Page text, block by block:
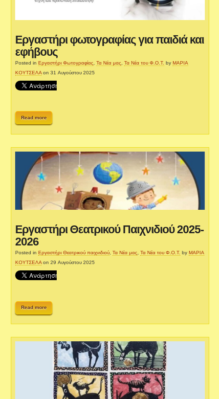
Εργαστήρι φωτογραφίας για παιδιά και
εφήβους
Posted inΕργαστήρι Φωτογραφίας ,Τα Νέα μας ,Τα Νέα του Φ.Ο.Τ. byΜΑΡΙΑ
ΚΟΥΤΣΕΛΑ on 31 Αυγούστου 2025
Read more
Εργαστήρι Θεατρικού Παιχνιδιού 2025-
2026
Posted inΕργαστήρι Θεατρικού παιχνιδιού ,Τα Νέα μας ,Τα Νέα του Φ.Ο.Τ. byΜΑΡΙΑ
ΚΟΥΤΣΕΛΑ on 29 Αυγούστου 2025
Read more